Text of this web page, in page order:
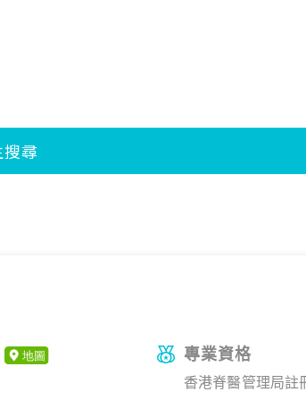
專業資格
香港脊醫管理局註